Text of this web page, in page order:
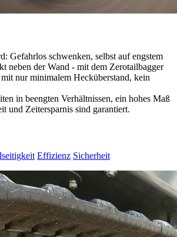
Gefahrlos schwenken, selbst auf engstem
neben der Wand - mit dem Zerotailbagger
nur minimalem Hecküberstand, kein
in beengten Verhältnissen, ein hohes Maß
und Zeitersparnis sind garantiert.
Effizienz Sicherheit